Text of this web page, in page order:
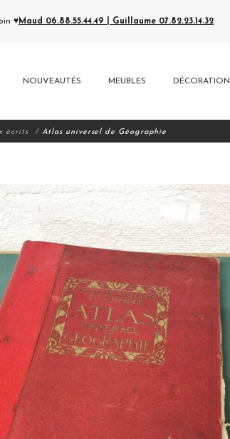
♥Maud 06.88.55.44.49 | Guillaume 07.82.23.14.32
NOUVEAUTÉS MEUBLES DÉCORATION
écrits Atlas universel de Géographie